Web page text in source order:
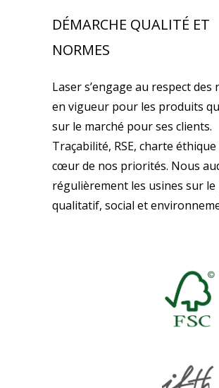
DÉMARCHE QUALITÉ ET
NORMES
Laser s’engage au respect des
en vigueur pour les produits
sur le marché pour ses clients.
Traçabilité, RSE, charte
cœur de nos priorités. Nous
régulièrement les usines sur le
qualitatif, social et